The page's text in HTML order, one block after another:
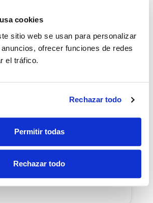
cookies
sitio web se usan para personalizar
ofrecer funciones de redes
el tráfico.
Rechazar todo
Permitir todas
Rechazar todo
Ortodoncia
y mandíbula para lucir
infantil
Corrige los dientes y la
nuestros tratamientos.